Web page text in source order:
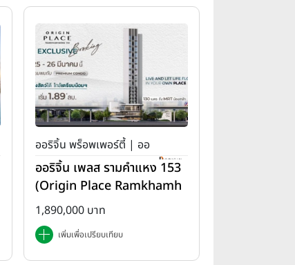
ออริจิ้น พร็อพเพอร์ตี้ | ออ
ริจิ้น เพลส
ออริจิ้น เพลส รามคำแหง 153
(Origin Place Ramkhamh
aeng 153)
1,890,000 บาท
เพิ่มเพื่อเปรียบเทียบ